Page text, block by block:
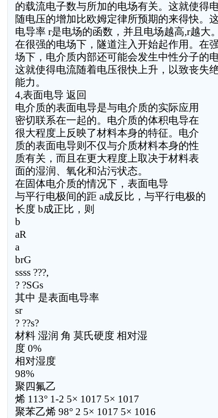
的载流电子数与所加的电场有关。这就使得
随电压的增加比欧姆定律所预期的来得快。
电导率 r是电场的函数，并且电场越高,r越大
在很强的电场下，隧道注入开始起作用。在
场下，电介质内部还可能会发生中性分子的
这就使得电流随着电压很快上升，以致丧失
能力。
4,表面电导 返回
电介质的表面电导是与电介质的实际应用
密切联系在一起的。电介质的体积电导在
很大程度上反映了材料本身的特征。电介
质的表面电导则不仅与介质材料本身的性
质有关，而且在更大程度上取决于材料表
面的湿润、氧化和沾污状态。
在固体电介质的情况下，表面电导
与平行电极间的距 a成反比，与平行电极的
长度 b成正比，则
b
aR
a
brG
ssss ???,
? ?SGs
其中 是表面电导率
sr
? ??s?
材料 湿润 角 莫氏硬度 相对湿
度 0%
相对湿度
98%
聚四氟乙
烯 113° 1-2 5× 1017 5× 1017
聚苯乙烯 98° 2 5× 1017 5× 1016